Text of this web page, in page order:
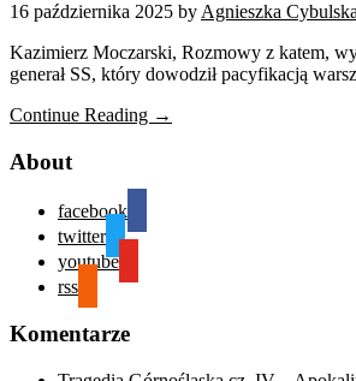
16 października 2025 by Agnieszka Cybulska
Kazimierz Moczarski, Rozmowy z katem,
generał SS, który dowodził pacyfikacją
Continue Reading →
About
facebook
twitter
youtube
rss
Komentarze